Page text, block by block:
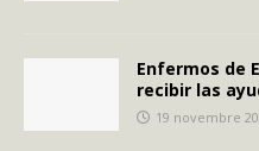
Enfermos de
recibir las
19 novembre